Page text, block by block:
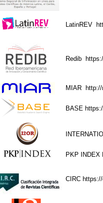
LatinREV
Redib
MIAR
BASE
PKP INDEX
CIRC